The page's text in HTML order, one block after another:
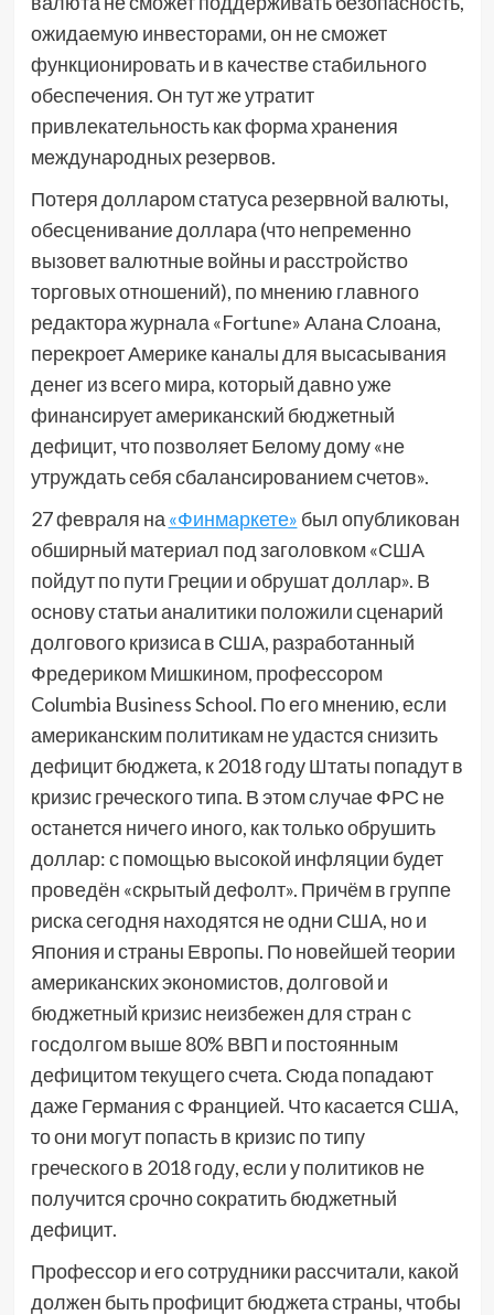
ожидаемую инвесторами, он не сможет
функционировать и в качестве стабильного
обеспечения. Он тут же утратит
привлекательность как форма хранения
международных резервов.
Потеря долларом статуса резервной валюты,
обесценивание доллара (что непременно
вызовет валютные войны и расстройство
торговых отношений), по мнению главного
редактора журнала «Fortune» Алана Слоана,
перекроет Америке каналы для высасывания
денег из всего мира, который давно уже
финансирует американский бюджетный
дефицит, что позволяет Белому дому «не
утруждать себя сбалансированием счетов».
27 февраля на «Финмаркете» был опубликован
обширный материал под заголовком «США
пойдут по пути Греции и обрушат доллар». В
основу статьи аналитики положили сценарий
долгового кризиса в США, разработанный
Фредериком Мишкином, профессором
Columbia Business School. По его мнению, если
американским политикам не удастся снизить
дефицит бюджета, к 2018 году Штаты попадут в
кризис греческого типа. В этом случае ФРС не
останется ничего иного, как только обрушить
доллар: с помощью высокой инфляции будет
проведён «скрытый дефолт». Причём в группе
риска сегодня находятся не одни США, но и
Япония и страны Европы. По новейшей теории
американских экономистов, долговой и
бюджетный кризис неизбежен для стран с
госдолгом выше 80% ВВП и постоянным
дефицитом текущего счета. Сюда попадают
даже Германия с Францией. Что касается США,
то они могут попасть в кризис по типу
греческого в 2018 году, если у политиков не
получится срочно сократить бюджетный
дефицит.
Профессор и его сотрудники рассчитали, какой
должен быть профицит бюджета страны, чтобы